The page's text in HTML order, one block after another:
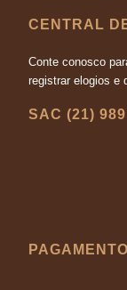
CENTRAL
Conte conosco
registrar elogios e
SAC (21)
PAGAMENTO